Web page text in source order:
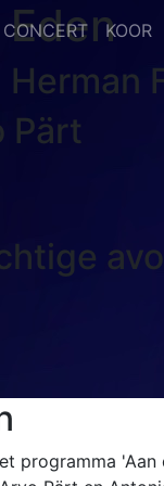
CONCERT KOOR
Pärt
programma